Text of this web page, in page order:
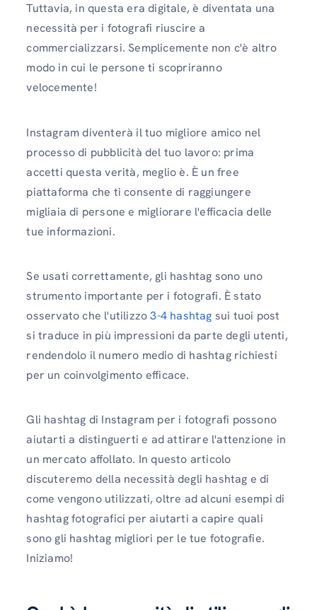
Tuttavia, in questa era digitale, è diventata una
necessità per i fotografi riuscire a
commercializzarsi. Semplicemente non c'è altro
modo in cui le persone ti scopriranno
velocemente!
Instagram diventerà il tuo migliore amico nel
processo di pubblicità del tuo lavoro: prima
accetti questa verità, meglio è. È un free
piattaforma che ti consente di raggiungere
migliaia di persone e migliorare l'efficacia delle
tue informazioni.
Se usati correttamente, gli hashtag sono uno
strumento importante per i fotografi. È stato
osservato che l'utilizzo3-4 hashtag sui tuoi post
si traduce in più impressioni da parte degli utenti,
rendendolo il numero medio di hashtag richiesti
per un coinvolgimento efficace.
Gli hashtag di Instagram per i fotografi possono
aiutarti a distinguerti e ad attirare l'attenzione in
un mercato affollato. In questo articolo
discuteremo della necessità degli hashtag e di
come vengono utilizzati, oltre ad alcuni esempi di
hashtag fotografici per aiutarti a capire quali
sono gli hashtag migliori per le tue fotografie.
Iniziamo!